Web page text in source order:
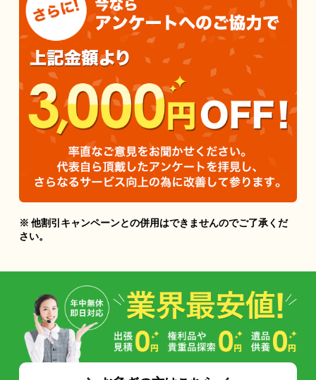
※ 他割引キャンペーンとの併用はできませんのでご了承くだ
さい。